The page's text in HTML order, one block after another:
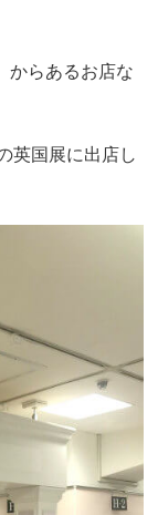
からあるお店な
英国展に出店し